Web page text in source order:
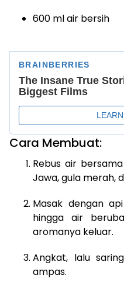
600 ml air bersih
Cara Membuat:
Rebus air
Jawa, gula merah,
Masak dengan
hingga air
aromanya keluar.
Angkat, lalu
ampas.